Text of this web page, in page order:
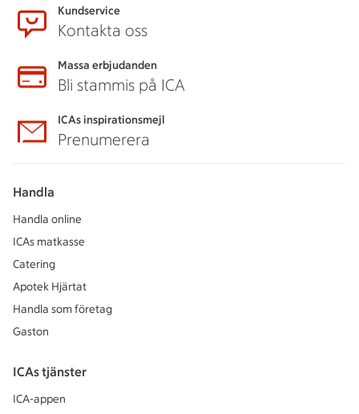
Kundservice
Kontakta oss
Massa erbjudanden
Bli stammis på ICA
ICAs inspirationsmejl
Prenumerera
Handla
Handla online
ICAs matkasse
Catering
Apotek Hjärtat
Handla som företag
Gaston
ICAs tjänster
ICA-appen